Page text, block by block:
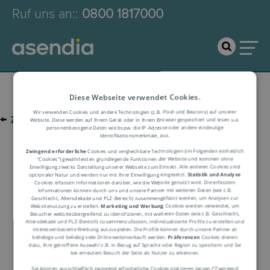
Ruf uns an:: 0800 1817000
← zur Glossar-Übersicht
Logistik-Glossar
Begriffserklärung
Diese Webseite verwendet Cookies.
Wir verwenden Cookies und andere Technologien (z.B. Pixel und Beacons) auf unserer
Website. Diese werden auf Ihrem Gerät oder in Ihrem Browser gespeichert und lesen u.a.
personenbezogene Daten wie bspw. die IP-Adresse oder andere eindeutige
Identifikationsmerkmale, aus.
Zwingend erforderlicheCookies und vergleichbare Technologien (im Folgenden einheitlich
"Cookies") gewährleisten grundlegende Funktionen der Website und kommen ohne
Einwilligung zwecks Darstellung unserer Webseite zum Einsatz. Alle anderen Cookies sind
optionaler Natur und werden nur mit Ihrer Einwilligung eingesetzt.Statistik und Analyse
Cookies erfassen Informationen darüber, wie die Website genutzt wird. Die erfassten
Informationen können durch uns und unsere Partner mit weiteren Daten (wie z.B.
Geschlecht, Altersdekade und PLZ-Bereich) zusammengefasst werden, um Analysen zur
Websitenutzung zu erstellen.Marketing und Werbung Cookies werden verwendet, um
Besucher websiteübergreifend zu identifizieren, mit weiteren Daten (wie z.B. Geschlecht,
Altersdekade und PLZ-Bereich) zusammenzufassen, individualisierte Profile zu erstellen und
interessenbasierte Werbung auszuspielen. Die Profile können durch unsere Partner an
beliebige und beliebig viele Dritte weiterverkauft werden.PräferenzenCookies dienen
dazu, Ihre getroffene Auswahl z.B. in Bezug auf Sprache oder Region zu speichern und Sie
bei erneutem Besuch der Seite als Nutzer zu erkennen.
Sie können ausschließlich zwingend erforderliche Cookies platzieren lassen ("Zwingend